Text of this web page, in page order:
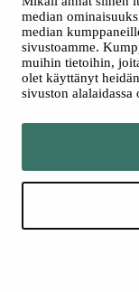
median
median
sivustoamme.
muihin tietoihin,
olet käyttänyt
sivuston alalaidassa
Kaikki
Jatkuva haku
Yhteishaku